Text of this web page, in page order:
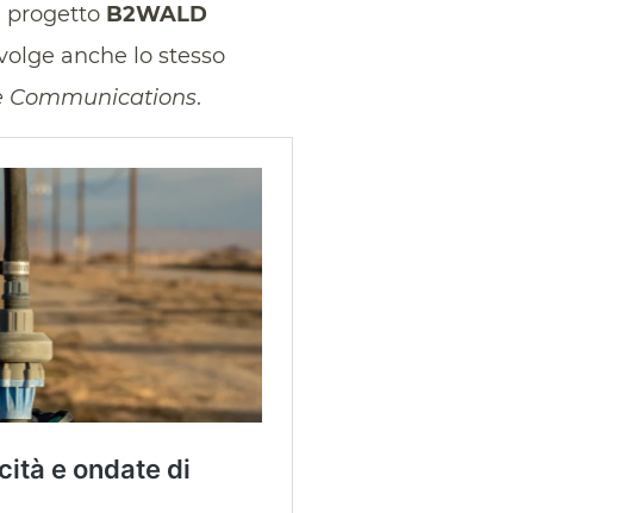
progetto B2WALD
anche lo stesso
Communications.